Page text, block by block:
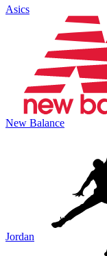
Asics
New Balance
Jordan